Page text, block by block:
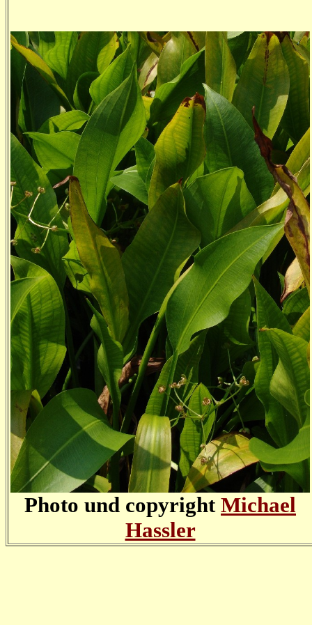
Photo und copyright Michael
Hassler